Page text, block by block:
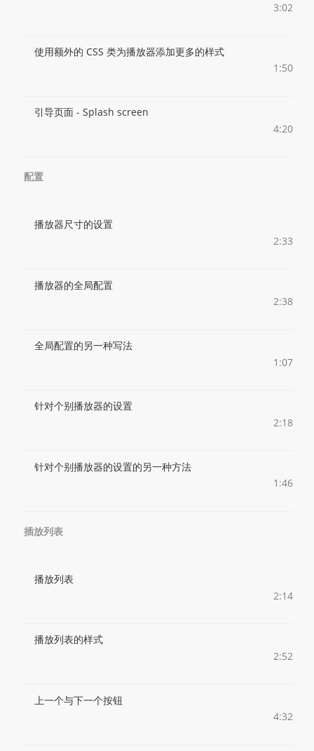
3:02
使用额外的 CSS 类为播放器添加更多的样式
1:50
引导页面 - Splash screen
4:20
配置
播放器尺寸的设置
2:33
播放器的全局配置
2:38
全局配置的另一种写法
1:07
针对个别播放器的设置
2:18
针对个别播放器的设置的另一种方法
1:46
插放列表
播放列表
2:14
播放列表的样式
2:52
上一个与下一个按钮
4:32